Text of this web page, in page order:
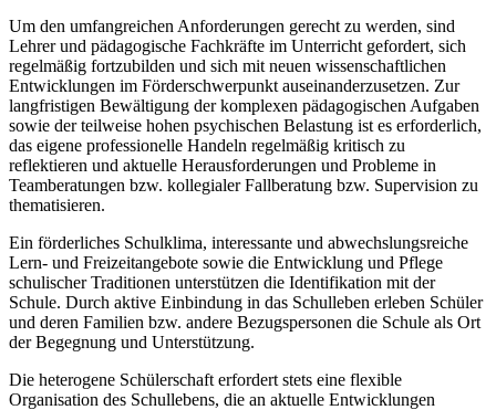
Um den umfangreichen Anforderungen gerecht zu werden, sind
Lehrer und pädagogische Fachkräfte im Unterricht gefordert, sich
regelmäßig fortzubilden und sich mit neuen wissenschaftlichen
Entwicklungen im Förderschwerpunkt auseinanderzusetzen. Zur
langfristigen Bewältigung der komplexen pädagogischen Aufgaben
sowie der teilweise hohen psychischen Belastung ist es erforderlich,
das eigene professionelle Handeln regelmäßig kritisch zu
reflektieren und aktuelle Herausforderungen und Probleme in
Teamberatungen bzw. kollegialer Fallberatung bzw. Supervision zu
thematisieren.
Ein förderliches Schulklima, interessante und abwechslungsreiche
Lern- und Freizeitangebote sowie die Entwicklung und Pflege
schulischer Traditionen unterstützen die Identifikation mit der
Schule. Durch aktive Einbindung in das Schulleben erleben Schüler
und deren Familien bzw. andere Bezugspersonen die Schule als Ort
der Begegnung und Unterstützung.
Die heterogene Schülerschaft erfordert stets eine flexible
Organisation des Schullebens, die an aktuelle Entwicklungen